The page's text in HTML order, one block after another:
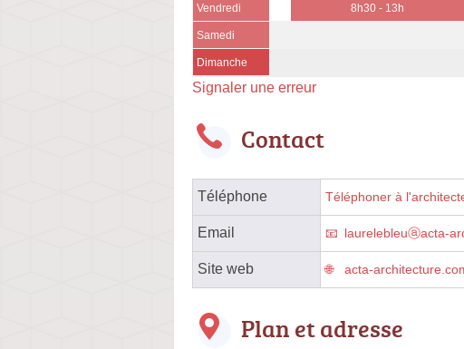
Vendredi 8h30 - 13h
Samedi
Dimanche
Signaler une erreur
Contact
Téléphone Téléphoner à
Email laurelebleuⓐacta-
Site web acta-
Plan et adresse